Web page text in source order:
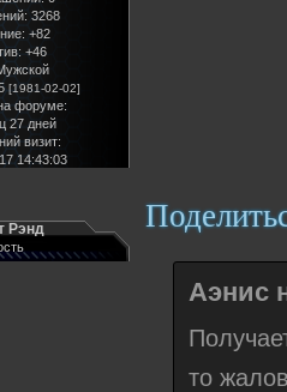
3268
+82
+46
[1981-02-02]
форуме:
27 дней
визит:
14:43:03
Рэнд
Аэнис
то